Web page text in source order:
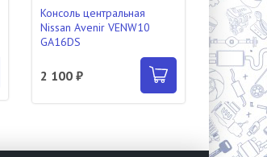
Консоль центральная
Nissan Avenir VENW10
GA16DS
2 100 ₽